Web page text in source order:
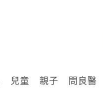
兒童 親子 問良醫